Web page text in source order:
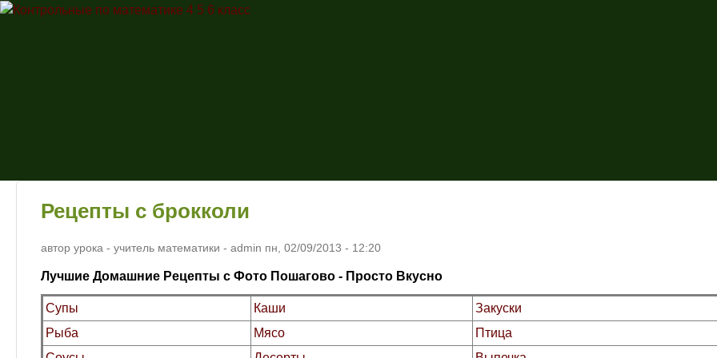
математике
4 5 6 класс
Рецепты с брокколи
автор урока - учитель математики - admin пн, 02/09/2013 - 12:20
Лучшие Домашние Рецепты с Фото Пошагово - Просто Вкусно
Супы Каши
Закуски
Рыба
Мясо
Птица